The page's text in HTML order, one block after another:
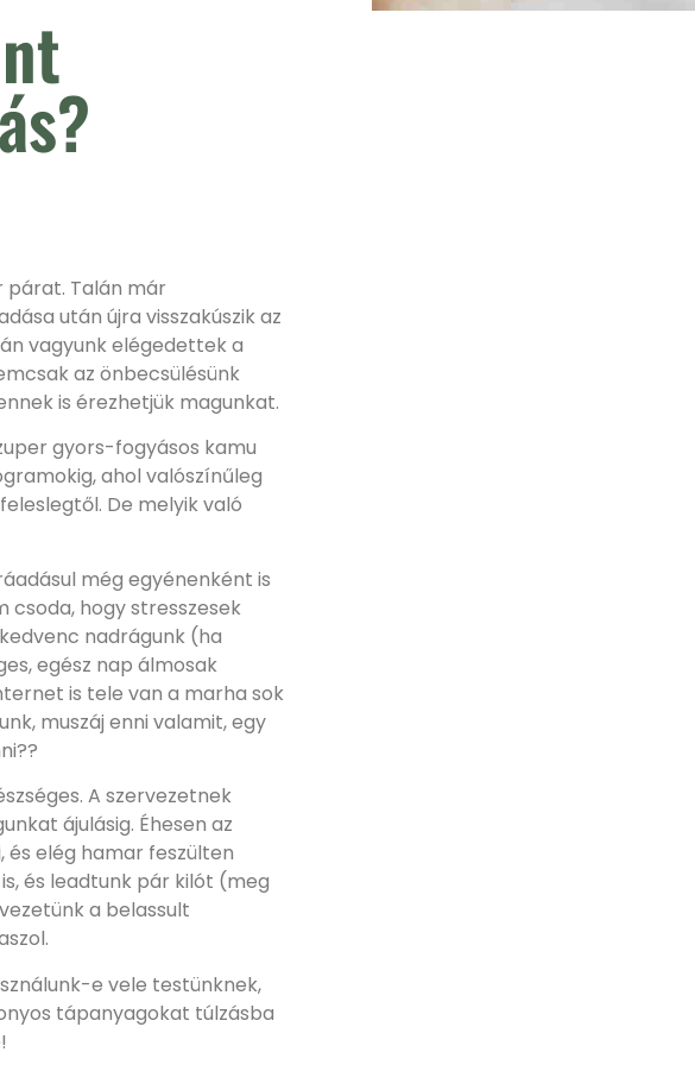
párat. Talán már
után újra visszakúszik az
vagyunk elégedettek a
az önbecsülésünk
is érezhetjük magunkat.
gyors-fogyásos kamu
ahol valószínűleg
De melyik való
még egyénenként is
csoda, hogy stresszesek
nadrágunk (ha
egész nap álmosak
is tele van a marha sok
muszáj enni valamit, egy
A szervezetnek
ájulásig. Éhesen az
és elég hamar feszülten
és leadtunk pár kilót (meg
a belassult
e vele testünknek,
tápanyagokat túlzásba